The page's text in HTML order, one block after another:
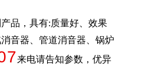
品，具有:质量好、效果
音器、管道消音器、锅炉
来电请告知参数，优异